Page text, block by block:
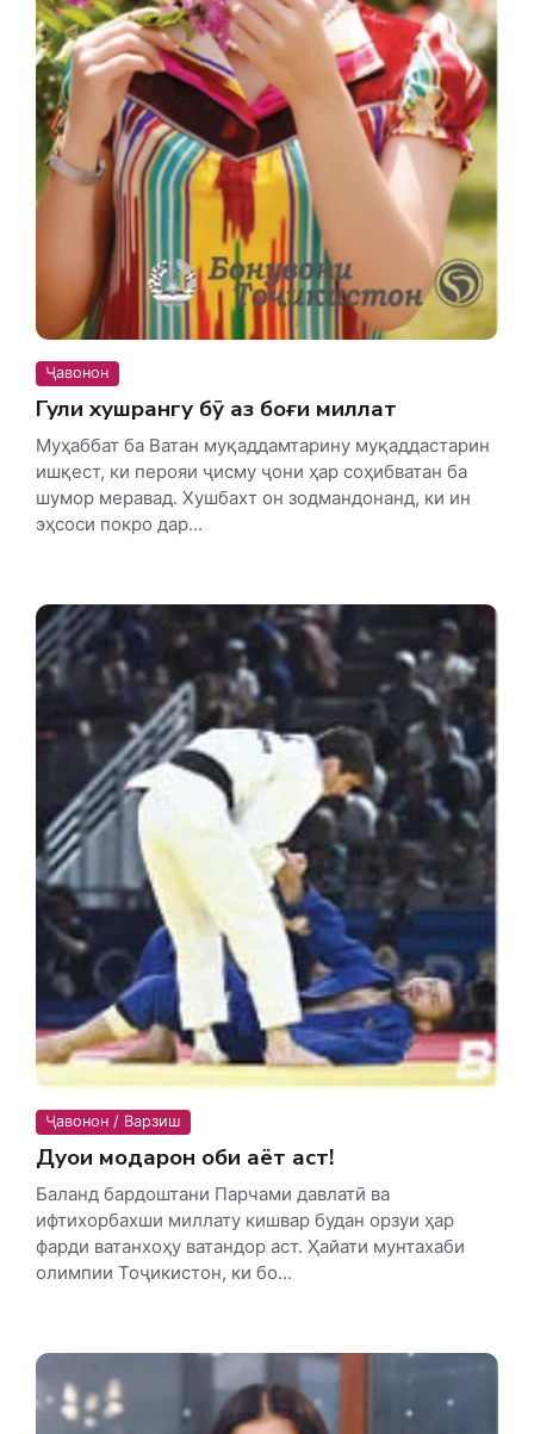
Ҷавонон
Гули хушрангу бӯ аз боғи миллат
Муҳаббат ба Ватан муқаддамтарину муқад­дастарин
ишқест, ки перояи ҷисму ҷони ҳар соҳибватан ба
шумор меравад. Хушбахт он зодмандонанд, ки ин
эҳсоси покро дар...
Ҷавонон / Варзиш
Дуои модарон оби ҳаёт аст!
Баланд бардоштани Парчами давлатӣ ва
ифтихорбахши миллату кишвар будан орзуи ҳар
фарди ватанхоҳу ватандор аст. Ҳайати мунтахаби
олимпии Тоҷикистон, ки бо...